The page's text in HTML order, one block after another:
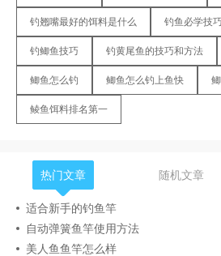
钓翘嘴最好的饵料是什么 钓鱼必学技
钓鲫鱼技巧 钓黄尾鱼的技巧和方法
鲫鱼怎么钓 鲫鱼怎么钓上鱼快
鲮鱼饵料排名第一
热门文章 随机文章
适合新手的钓鱼竿
自动弹簧鱼竿使用方法
美人鱼鱼竿怎么样